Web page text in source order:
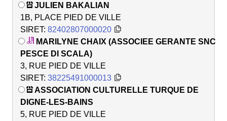
JULIEN BAKALIAN
1B, PLACE PIED DE VILLE
SIRET: 82402807000020
MARILYNE CHAIX (ASSOCIEE GERANTE SNC
PESCE DI SCALA)
3, RUE PIED DE VILLE
SIRET: 38225491000013
ASSOCIATION CULTURELLE TURQUE DE
DIGNE-LES-BAINS
5, RUE PIED DE VILLE